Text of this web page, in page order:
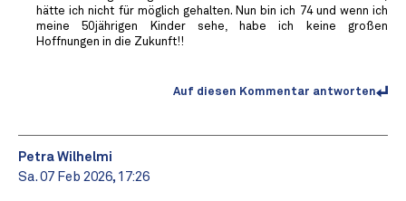
hätte ich nicht für möglich gehalten. Nun bin ich 74 und wenn ich
meine 50jährigen Kinder sehe, habe ich keine großen
Hoffnungen in die Zukunft!!
Auf diesen Kommentar antworten
Petra Wilhelmi
Sa. 07 Feb 2026, 17:26